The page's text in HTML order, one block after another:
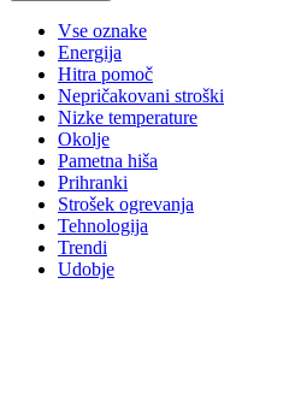
Vse oznake
Energija
Hitra pomoč
Nepričakovani stroški
Nizke temperature
Okolje
Pametna hiša
Prihranki
Strošek ogrevanja
Tehnologija
Trendi
Udobje